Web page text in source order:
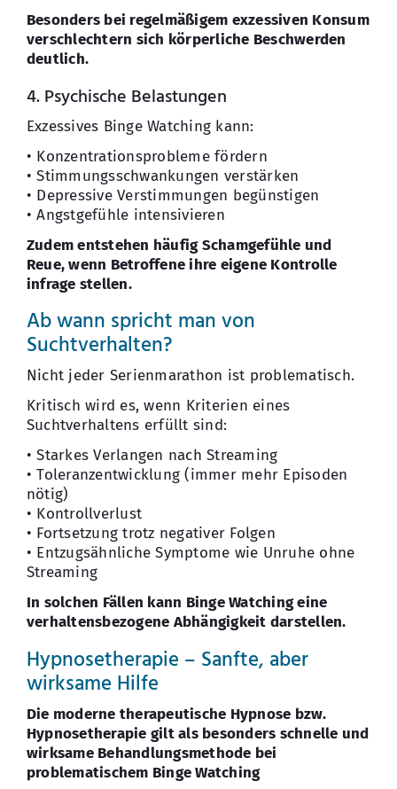
Besonders bei regelmäßigem exzessiven Konsum
verschlechtern sich körperliche Beschwerden
deutlich.
4. Psychische Belastungen
Exzessives Binge Watching kann:
• Konzentrationsprobleme fördern
• Stimmungsschwankungen verstärken
• Depressive Verstimmungen begünstigen
• Angstgefühle intensivieren
Zudem entstehen häufig Schamgefühle und
Reue, wenn Betroffene ihre eigene Kontrolle
infrage stellen.
Ab wann spricht man von
Suchtverhalten?
Nicht jeder Serienmarathon ist problematisch.
Kritisch wird es, wenn Kriterien eines
Suchtverhaltens erfüllt sind:
• Starkes Verlangen nach Streaming
• Toleranzentwicklung (immer mehr Episoden
nötig)
• Kontrollverlust
• Fortsetzung trotz negativer Folgen
• Entzugsähnliche Symptome wie Unruhe ohne
Streaming
In solchen Fällen kann Binge Watching eine
verhaltensbezogene Abhängigkeit darstellen.
Hypnosetherapie – Sanfte, aber
wirksame Hilfe
Die moderne therapeutische Hypnose bzw.
Hypnosetherapie gilt als besonders schnelle und
wirksame Behandlungsmethode bei
problematischem Binge Watching